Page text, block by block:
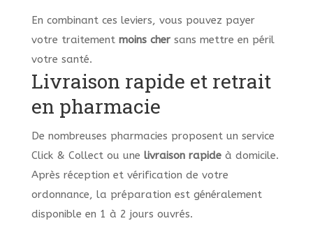
En combinant ces leviers, vous pouvez payer
votre traitement moins chersans mettre en péril
votre santé.
Livraison rapide et retrait
en pharmacie
De nombreuses pharmacies proposent un service
Click & Collect ou une livraison rapideà domicile.
Après réception et vérification de votre
ordonnance, la préparation est généralement
disponible en 1 à 2 jours ouvrés.